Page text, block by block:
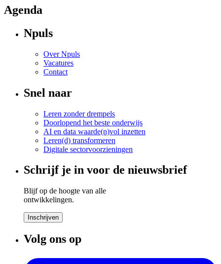
Agenda
Npuls
Over Npuls
Vacatures
Contact
Snel naar
Leren zonder drempels
Doorlopend het beste onderwijs
AI en data waarde(n)vol inzetten
Leren(d) transformeren
Digitale sectorvoorzieningen
Schrijf je in voor de nieuwsbrief
Blijf op de hoogte van alle
ontwikkelingen.
Inschrijven
Volg ons op